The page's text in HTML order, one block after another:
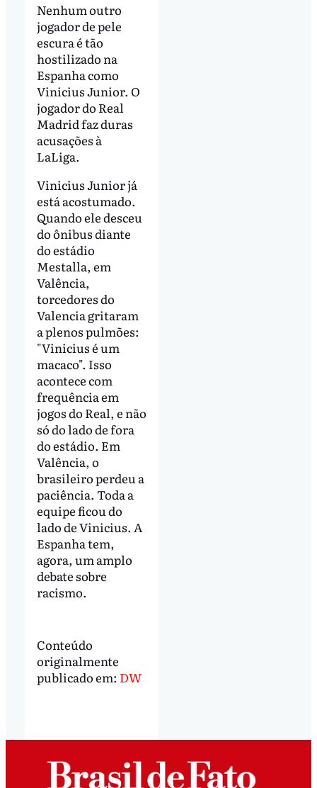
Nenhum outro
jogador de pele
escura é tão
hostilizado na
Espanha como
Vinicius Junior. O
jogador do Real
Madrid faz duras
acusações à
LaLiga.
Vinicius Junior já
está acostumado.
Quando ele desceu
do ônibus diante
do estádio
Mestalla, em
Valência,
torcedores do
Valencia gritaram
a plenos pulmões:
"Vinicius é um
macaco". Isso
acontece com
frequência em
jogos do Real, e não
só do lado de fora
do estádio. Em
Valência, o
brasileiro perdeu a
paciência. Toda a
equipe ficou do
lado de Vinicius. A
Espanha tem,
agora, um amplo
debate sobre
racismo.
Conteúdo
originalmente
publicado em: DW